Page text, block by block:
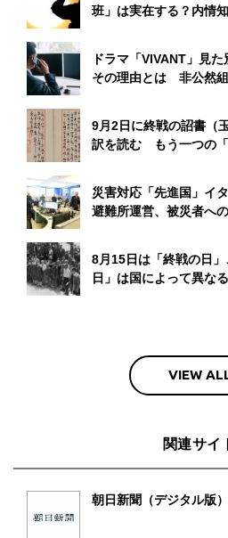
班」は実在する？内情
ドラマ「VIVANT」見
その理由とは 非公然
9月2日に終戦の詔書（
訳を読む もう一つの「
災害対応「先進国」イ
避難所運営、被災者へ
8月15日は「終戦の日
日」は国によって異な
VIEW
関連サイ
朝日新聞（デジタル版）